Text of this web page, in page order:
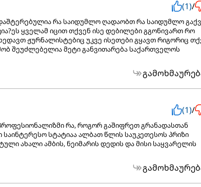
(1)/
რა საიდუმლო ღადაობთ რა საიდუმლო
ყველამ იცით თქვენ ისე დებილები გგონივართ რო
ჟურნალისტებიც უკვე ისეთები გყავთ რიგორიც
შეუძლებელია მეტი განვითარება საქართველოს
(1)/
რა, როგორ გაშიფრეთ გრანადასთან
სტატიაა ალბათ წლის საუკეთესოს პრიზი
ახალი ამბის, ნეიმარის დედის და მისი საყვარელის